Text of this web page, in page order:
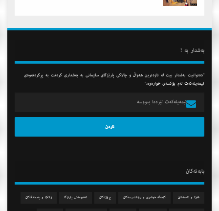
به‌شدار به‌ !
"ده‌توانیت به‌شدار بیت له‌ تازه‌ترین هه‌واڵ و چالاكی پارێزگای سلێمانی به‌ به‌شداری كردنت به‌ پڕكردنه‌وه‌ی
ئیمه‌یله‌كه‌ت له‌م بۆكسه‌ی خواره‌وه‌:"
بابه‌ته‌كان
قه‌زا و ناحیه‌كان كۆمه‌ڵه‌ هونه‌ری و رۆشنبیرییه‌كان پڕۆژه‌كان ئه‌نجومه‌نی پارێزگا زانكۆ و په‌یمانگاكان